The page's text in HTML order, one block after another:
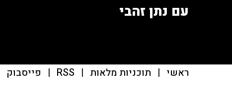
עם נתן זהבי
ראשי | תוכניות מלאות |
RSS
| פייסבוק